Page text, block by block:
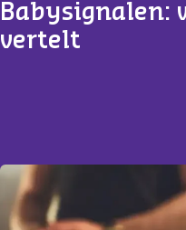
Babysignalen:
vertelt